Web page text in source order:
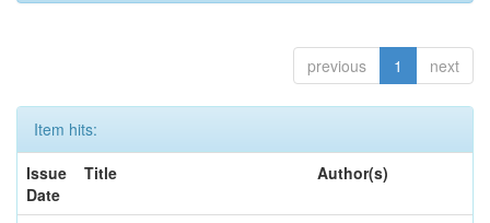
previous 1 next
Item hits:
Issue
Date
Title Author(s)